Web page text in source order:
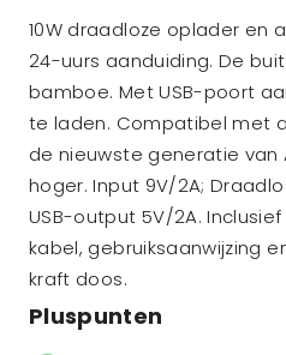
10W draadloze oplader en
24-uurs aanduiding. De
bamboe. Met USB-poort
te laden. Compatibel met
de nieuwste generatie van
hoger. Input 9V/2A;
USB-output 5V/2A. Inclusief
kabel, gebruiksaanwijzing
kraft doos.
Pluspunten